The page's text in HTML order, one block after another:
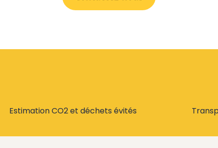
Estimation CO2 et déchets évités